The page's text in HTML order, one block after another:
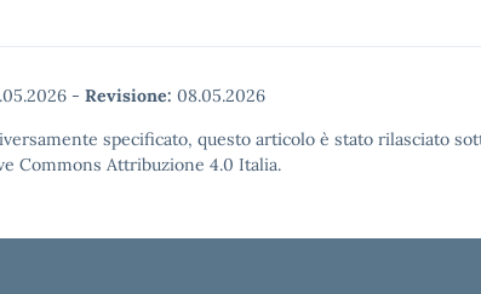
- Revisione: 08.05.2026
specificato, questo articolo è stato rilasciato
Commons Attribuzione 4.0 Italia.